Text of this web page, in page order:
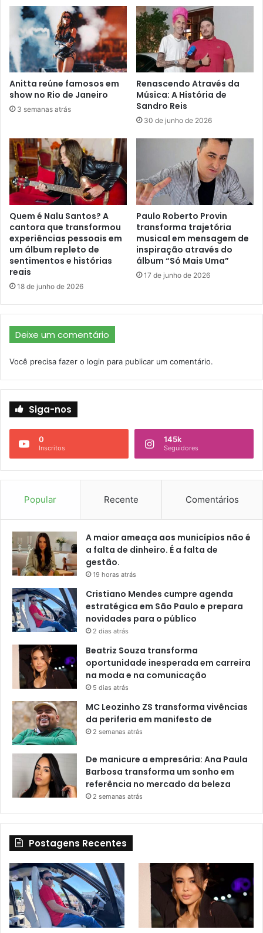
Anitta reúne famosos em
show no Rio de Janeiro
3 semanas atrás
Renascendo Através da
Música: A História de
Sandro Reis
30 de junho de 2026
Quem é Nalu Santos? A
cantora que transformou
experiências pessoais em
um álbum repleto de
sentimentos e histórias
reais
18 de junho de 2026
Paulo Roberto Provin
transforma trajetória
musical em mensagem de
inspiração através do
álbum “Só Mais Uma”
17 de junho de 2026
Deixe um comentário
Você precisa fazer o login para publicar um comentário.
Siga-nos
0
Inscritos
145k
Seguidores
Popular Recente Comentários
A maior ameaça aos municípios não é
a falta de dinheiro. É a falta de
gestão.
19 horas atrás
Cristiano Mendes cumpre agenda
estratégica em São Paulo e prepara
novidades para o público
2 dias atrás
Beatriz Souza transforma
oportunidade inesperada em carreira
na moda e na comunicação
5 dias atrás
MC Leozinho ZS transforma vivências
da periferia em manifesto de
2 semanas atrás
De manicure a empresária: Ana Paula
Barbosa transforma um sonho em
referência no mercado da beleza
2 semanas atrás
Postagens Recentes